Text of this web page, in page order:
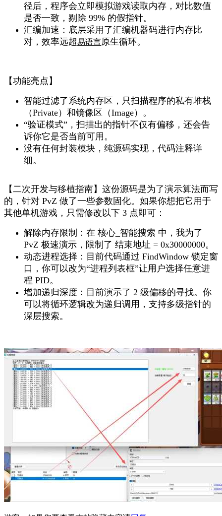
径后，程序会立即模拟游戏读取内存，对比数值
是否一致，剔除 99% 的假指针。
汇编加速 ：底层采用了汇编机器码进行内存比
对，效率远超易语言原生循环。
【功能亮点】
智能过滤了系统内存区，只扫描程序的私有堆栈
（Private）和镜像区（Image）。
“验证模式”，扫描出的指针不仅有偏移，还会告
诉你它是否当前可用。
没有任何封装模块，纯源码实现，代码注释详
细。
【二次开发与移植指南】这份源码是为了演示算法而写
的，针对 PvZ 做了一些参数固化。如果你想把它用于
其他单机游戏，只需修改以下 3 点即可：
解除内存限制：在 核心_智能搜索 中，我为了
PvZ 极速演示，限制了 结束地址 = 0x30000000。
动态进程选择：目前代码通过 FindWindow 锁定窗
口，你可以改为“进程列表框”让用户选择任意进
程 PID。
增加递归深度：目前演示了 2 级偏移的寻找。你
可以将循环逻辑改为递归调用，支持多级指针的
深层搜索。